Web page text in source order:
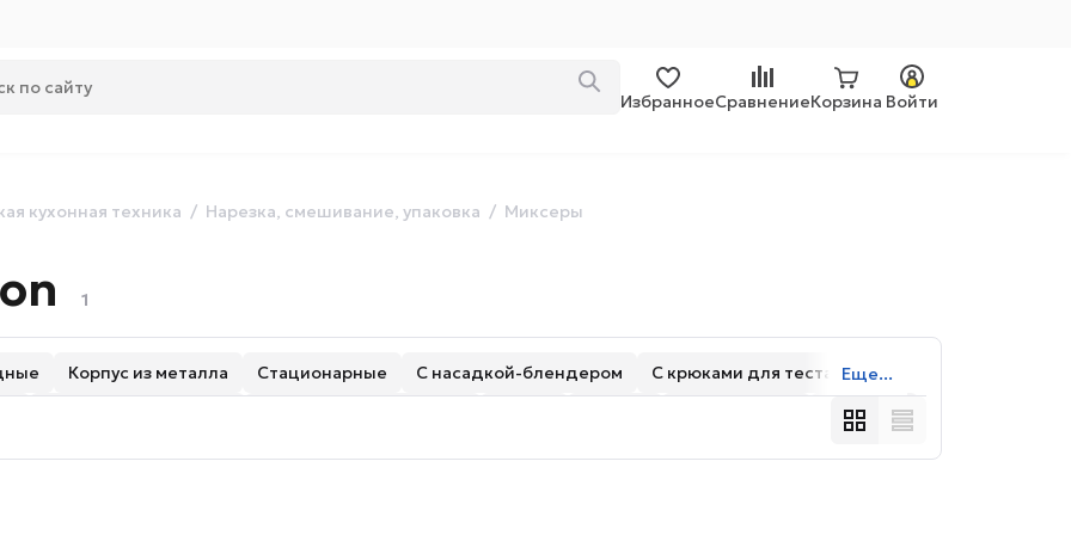
ИзбранноеСравнениеКорзина Войти
кухонная техника Нарезка, смешивание, упаковка Миксеры
1
Еще...
Корпус из металла Стационарные С насадкой-блендером
С крюками для теста
Бежевые